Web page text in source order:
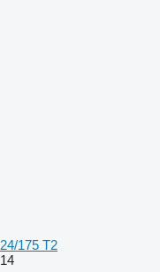
24/175 T2
14